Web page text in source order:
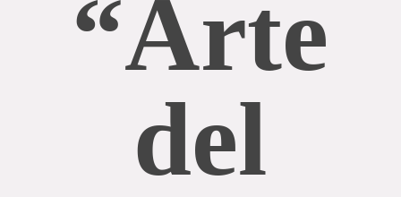
“Arte
del